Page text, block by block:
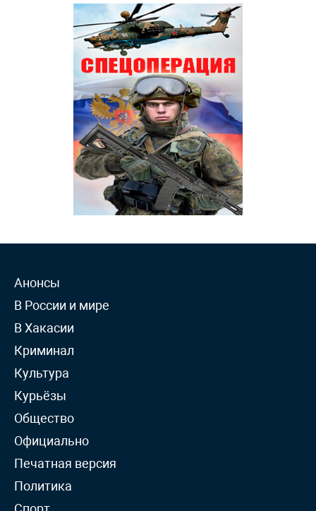
Анонсы
В России и мире
В Хакасии
Криминал
Культура
Курьёзы
Общество
Официально
Печатная версия
Политика